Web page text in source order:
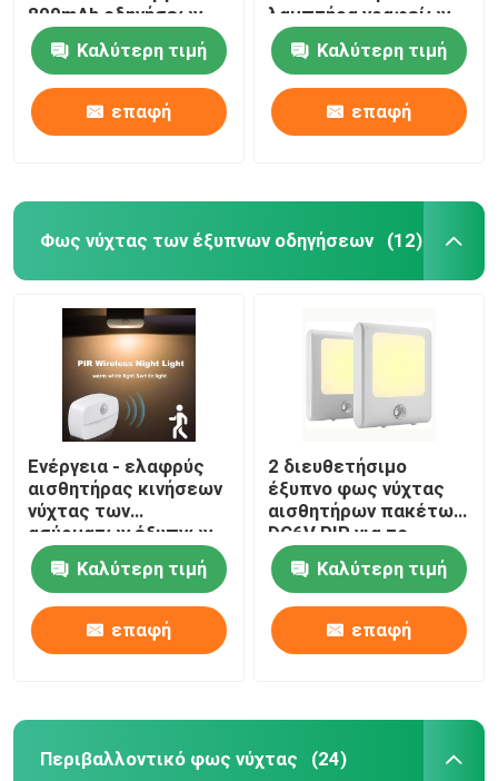
800mAh οδηγήσεων
σιλικόνης για το
διακοσμητικό
δωμάτιο
Καλύτερη τιμή
επαφή
λαμπτήρα γραφείων
πλευρών
Καλύτερη τιμή
επαφή
Φως νύχτας των έξυπνων οδηγήσεων (12)
Ενέργεια - ελαφρύς
αισθητήρας κινήσεων
νύχτας των
ασύρματων έξυπνων
οδηγήσεων
αποταμίευσης για την
κρεβατοκάμαρα
ντουλαπιών
Καλύτερη τιμή
επαφή
2 διευθετήσιμο
έξυπνο φως νύχτας
αισθητήρων πακέτων
DC6V PIR για το
δωμάτιο
χρησιμότητας γκαράζ
Καλύτερη τιμή
επαφή
Περιβαλλοντικό φως νύχτας (24)